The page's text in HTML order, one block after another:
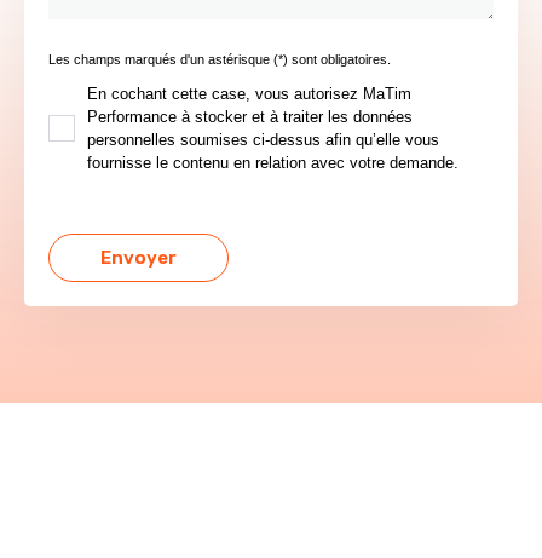
Les champs marqués d'un astérisque (*) sont obligatoires.
En cochant cette case, vous autorisez MaTim
Performance à stocker et à traiter les données
personnelles soumises ci-dessus afin qu’elle vous
fournisse le contenu en relation avec votre demande.